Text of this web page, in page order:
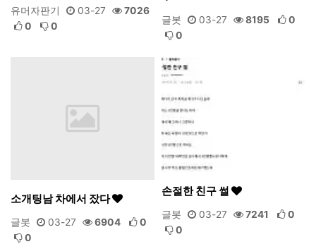
유머자판기 03-27
7026
0
0
글봇 03-27 8195
0
0
소개팅남 차에서 잤다
글봇 03-27 6904
0
0
손절한 친구 썰
글봇 03-27 7241
0
0